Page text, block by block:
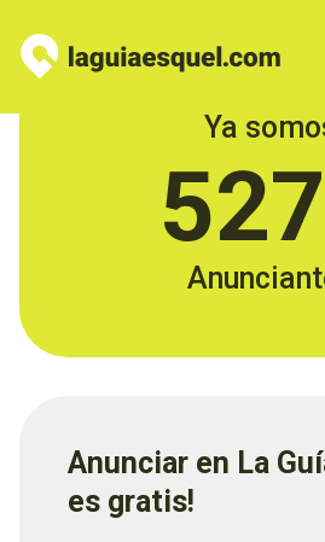
Ya
Anunciar en La
es gratis!